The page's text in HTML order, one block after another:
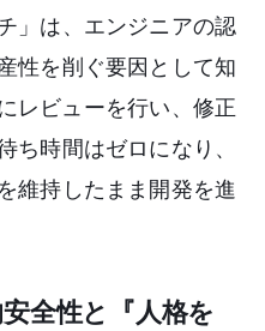
」は、エンジニアの認
性を削ぐ要因として知
レビューを行い、修正
ち時間はゼロになり、
維持したまま開発を進
全性と『人格を